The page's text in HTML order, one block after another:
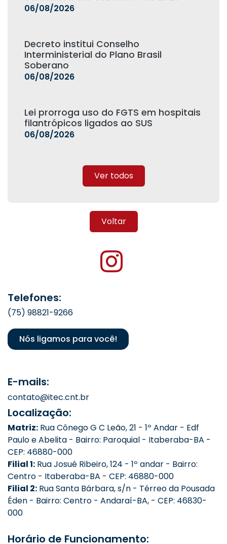
06/08/2026
Decreto institui Conselho
Interministerial do Plano Brasil
Soberano
06/08/2026
Lei prorroga uso do FGTS em hospitais
filantrópicos ligados ao SUS
06/08/2026
Ver todos
Voltar
Telefones:
(75) 98821-9266
Nós ligamos para você!
E-mails:
contato@itec.cnt.br
Localização:
Matriz: Rua Cônego G C Leão, 21 - 1º Andar - Edf
Paulo e Abelita - Bairro: Paroquial - Itaberaba-BA -
CEP: 46880-000
Filial 1: Rua Josué Ribeiro, 124 - 1º andar - Bairro:
Centro - Itaberaba-BA - CEP: 46880-000
Filial 2: Rua Santa Bárbara, s/n - Térreo da Pousada
Éden - Bairro: Centro - Andaraí-BA, - CEP: 46830-
000
Horário de Funcionamento: